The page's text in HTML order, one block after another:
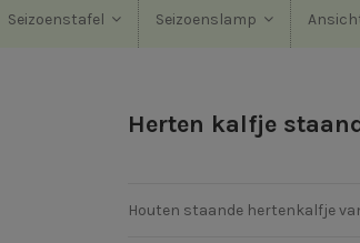
Seizoenstafel Seizoenslamp
Herten kalfje
Houten staande hertenkalfje